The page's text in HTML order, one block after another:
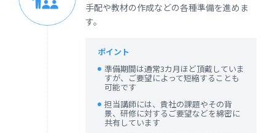
手配や教材の作成などの各種準備を進めま
す。
ポイント
準備期間は通常3カ月ほど頂戴していま
すが、ご要望によって短縮することも
可能です
担当講師には、貴社の課題やその背
景、研修に対するご要望などを綿密に
共有しています